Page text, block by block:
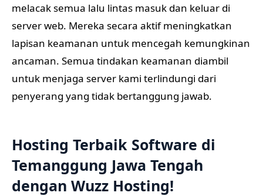
melacak semua lalu lintas masuk dan keluar di
server web. Mereka secara aktif meningkatkan
lapisan keamanan untuk mencegah kemungkinan
ancaman. Semua tindakan keamanan diambil
untuk menjaga server kami terlindungi dari
penyerang yang tidak bertanggung jawab.
Hosting Terbaik Software di
Temanggung Jawa Tengah
dengan Wuzz Hosting!